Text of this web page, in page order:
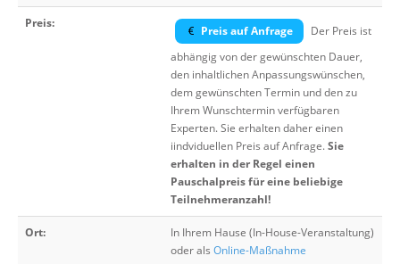
Preis:
Preis auf Anfrage
Der Preis ist
abhängig von der gewünschten Dauer,
den inhaltlichen Anpassungswünschen,
dem gewünschten Termin und den zu
Ihrem Wunschtermin verfügbaren
Experten. Sie erhalten daher einen
iindviduellen Preis auf Anfrage.Sie
erhalten in der Regel einen
Pauschalpreis für eine beliebige
Teilnehmeranzahl!
Ort:
In Ihrem Hause (In-House-Veranstaltung)
oder als Online-Maßnahme